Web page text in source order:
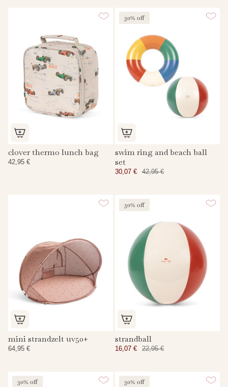
clover thermo lunch bag
42,95 €
30% off
swim ring and beach ball
set
30,07 € 42,95 €
mini strandzelt uv50+
64,95 €
30% off
strandball
16,07 € 22,95 €
30% off 30% off